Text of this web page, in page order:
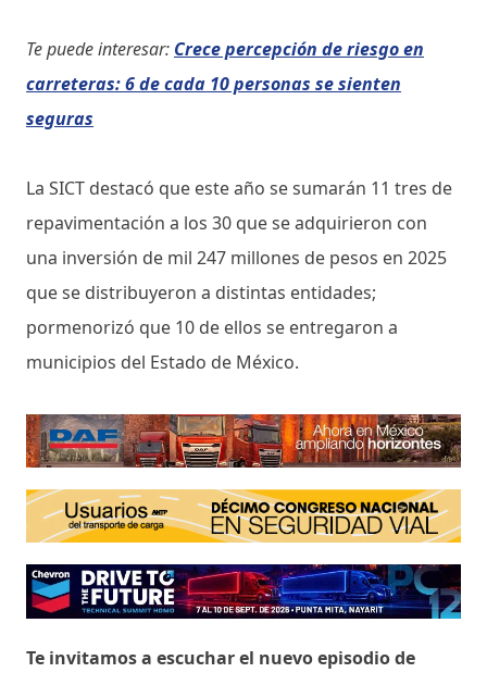
Te puede interesar: Crece percepción de riesgo en
carreteras: 6 de cada 10 personas se sienten
seguras
La SICT destacó que este año se sumarán 11 tres de
repavimentación a los 30 que se adquirieron con
una inversión de mil 247 millones de pesos en 2025
que se distribuyeron a distintas entidades;
pormenorizó que 10 de ellos se entregaron a
municipios del Estado de México.
Te invitamos a escuchar el nuevo episodio de